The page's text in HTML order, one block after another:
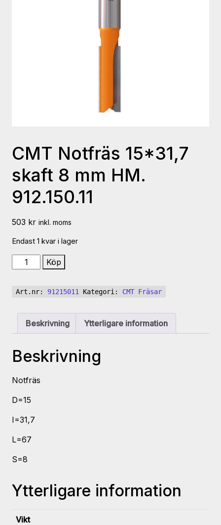
CMT Notfräs 15*31,7
skaft 8 mm HM.
912.150.11
503 kr inkl. moms
Endast 1 kvar i lager
CMT
Notfräs
skaft
HM.
mängd
Köp
Art.nr: 91215011 Kategori: CMT Fräsar
Beskrivning Ytterligare information
Beskrivning
Notfräs
D=15
I=31,7
L=67
S=8
Ytterligare information
Vikt